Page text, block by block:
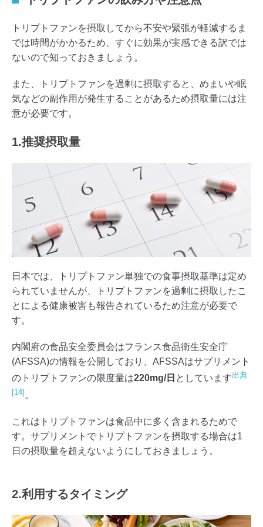
トリプトファンを摂取してから不安や緊張が軽減するま
では時間がかかるため、すぐに効果が実感できる訳では
ないので知っておきましょう。
また、トリプトファンを過剰に摂取すると、めまいや眠
気などの副作用が発生することがあるため摂取量には注
意が必要です。
1.推奨摂取量
日本では、トリプトファン単独での食事摂取基準は定め
られていませんが、トリプトファンを過剰に摂取したこ
とによる健康被害も報告されているため注意が必要で
す。
内閣府の食品安全委員会はフランス食品衛生安全庁
(AFSSA)の情報を公開しており、AFSSAはサプリメント
のトリプトファンの限度量は220mg/日 としています出典
[14] 。
これはトリプトファンは食品中に多く含まれるためで
す。サプリメントでトリプトファンを摂取する場合は1
日の摂取量を超えないようにしておきましょう。
2.利用するタイミング